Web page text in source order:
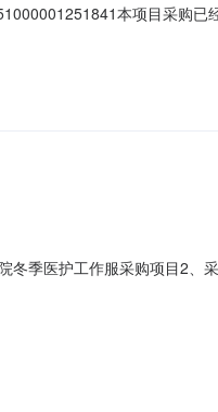
本项目采购
成交金额（元）:46000（人
季医护工作服采购项目2
采购人或其委托的招标代理